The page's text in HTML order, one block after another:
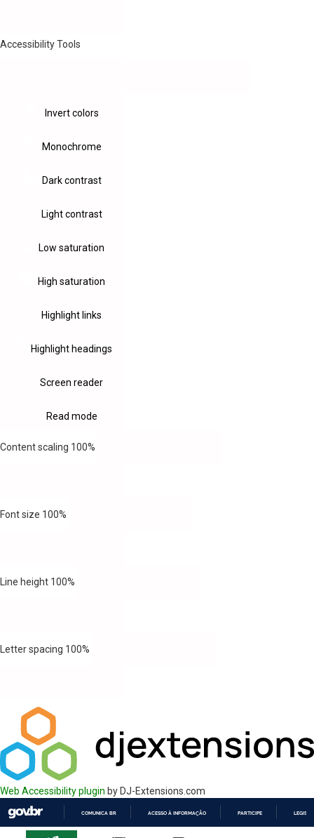
Accessibility Tools
Invert colors
Monochrome
Dark contrast
Light contrast
Low saturation
High saturation
Highlight links
Highlight headings
Screen reader
Read mode
Content scaling 100%
Font size 100%
Line height 100%
Letter spacing 100%
Web Accessibility plugin by DJ-Extensions.com
COMUNICA BR ACESSO À INFORMAÇÃO PARTICIPE